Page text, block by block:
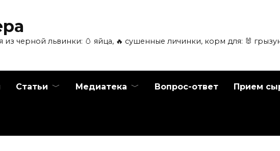
из черной львинки: 🥚 яйца, 🔥 сушенные личинки, корм для: 🐰
Статьи Медиатека Вопрос-ответ Прием